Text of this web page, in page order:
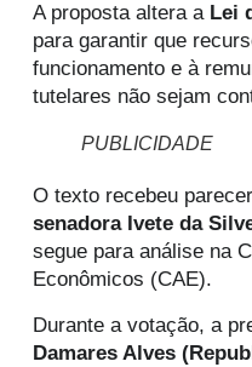
A proposta altera a Lei
para garantir que
funcionamento e à
tutelares não sejam
PUBLICIDADE
O texto recebeu
senadora Ivete da
segue para análise na
Econômicos (CAE).
Durante a votação, a
Damares Alves